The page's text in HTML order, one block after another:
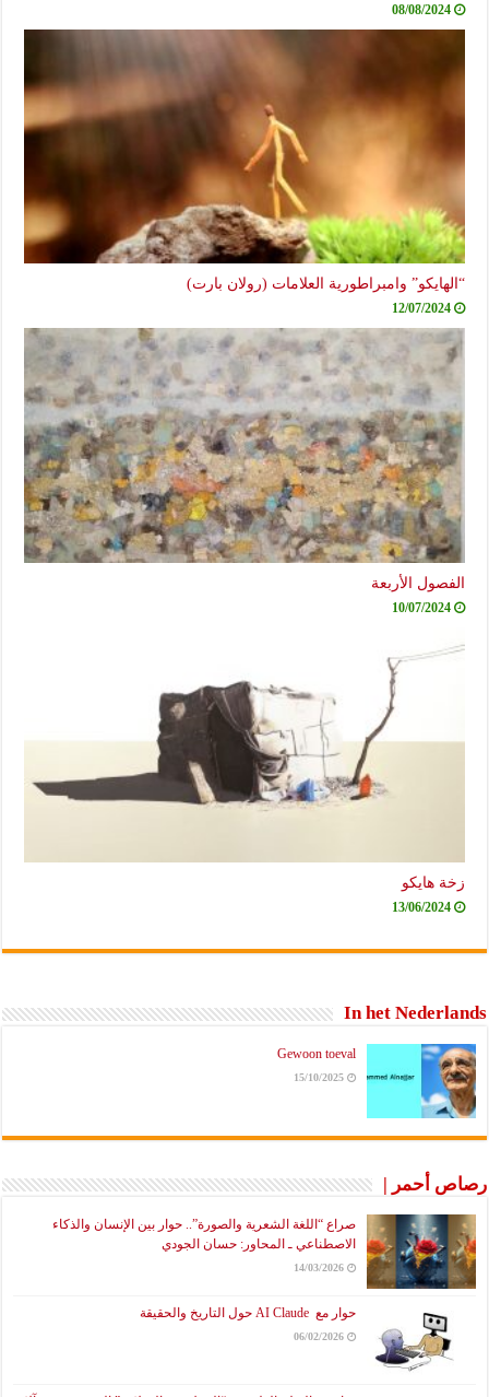
08/08/2024
“الهايكو” وامبراطورية العلامات (رولان بارت)
12/07/2024
الفصول الأربعة
10/07/2024
زخة هايكو
13/06/2024
In het Nederlands
Gewoon toeval
15/10/2025
رصاص أحمر |
صراع “اللغة الشعرية والصورة”.. حوار بين الإنسان والذكاء
الاصطناعي ـ المحاور: حسان الجودي
14/03/2026
حوار مع AI Claude حول التاريخ والحقيقة
06/02/2026